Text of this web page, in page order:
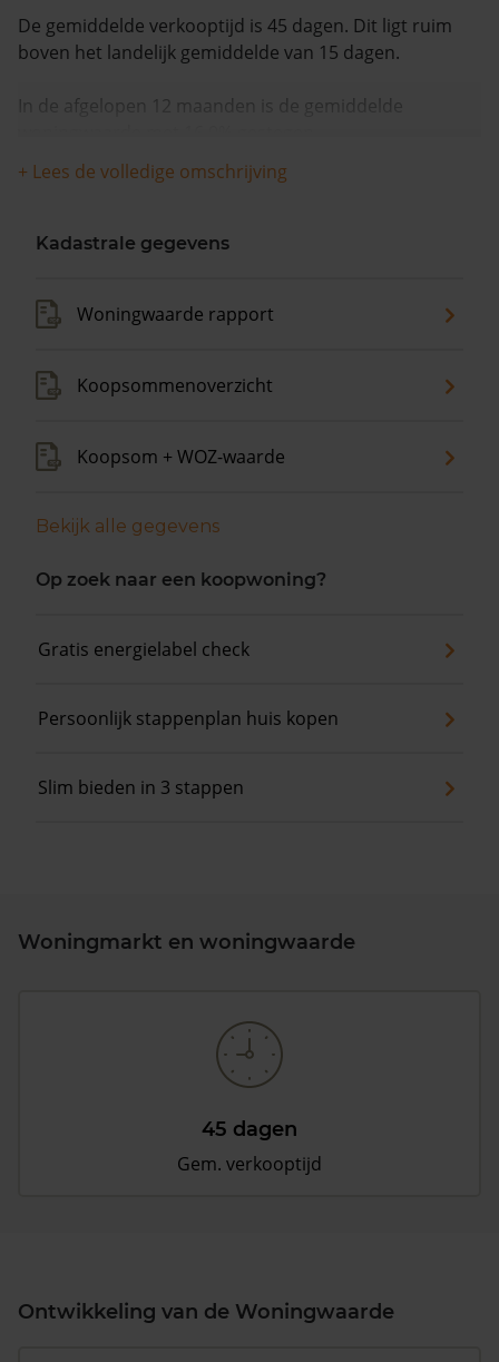
De gemiddelde verkooptijd is 45 dagen. Dit ligt ruim
boven het landelijk gemiddelde van 15 dagen.
In de afgelopen 12 maanden is de gemiddelde
+ Lees de volledige omschrijving
Kadastrale gegevens
Woningwaarde rapport
Koopsommenoverzicht
Koopsom + WOZ-waarde
Bekijk alle gegevens
Op zoek naar een koopwoning?
Gratis energielabel check
Persoonlijk stappenplan huis kopen
Slim bieden in 3 stappen
Woningmarkt en woningwaarde
45 dagen
Gem. verkooptijd
Ontwikkeling van de Woningwaarde